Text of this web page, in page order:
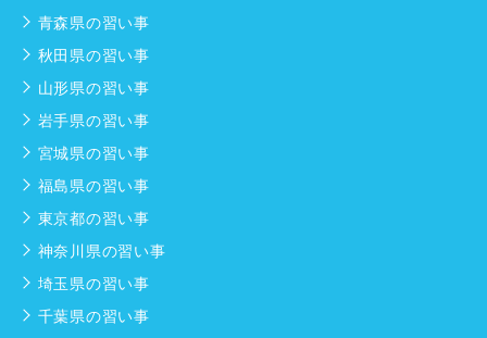
青森県の習い事
秋田県の習い事
山形県の習い事
岩手県の習い事
宮城県の習い事
福島県の習い事
東京都の習い事
神奈川県の習い事
埼玉県の習い事
千葉県の習い事